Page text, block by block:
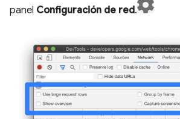
panel Configuración de red.